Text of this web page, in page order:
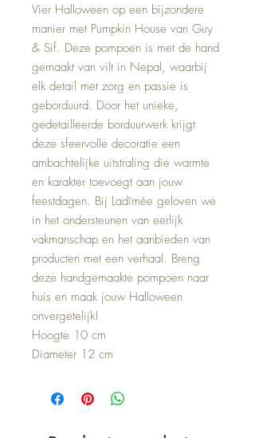
Vier Halloween op een bijzondere
manier met Pumpkin House van Guy
& Sif. Deze pompoen is met de hand
gemaakt van vilt in Nepal, waarbij
elk detail met zorg en passie is
geborduurd. Door het unieke,
gedetailleerde borduurwerk krijgt
deze sfeervolle decoratie een
ambachtelijke uitstraling die warmte
en karakter toevoegt aan jouw
feestdagen. Bij Ladîmée geloven we
in het ondersteunen van eerlijk
vakmanschap en het aanbieden van
producten met een verhaal. Breng
deze handgemaakte pompoen naar
huis en maak jouw Halloween
onvergetelijk!
Hoogte 10 cm
Diameter 12 cm